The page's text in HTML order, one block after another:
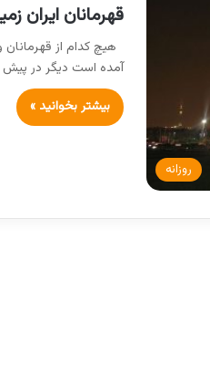
روزانه
قهرمانان ایران
هیچ کدام از قهرمانان
آمده است دیگر در پیش
بیشتر بخوانید »